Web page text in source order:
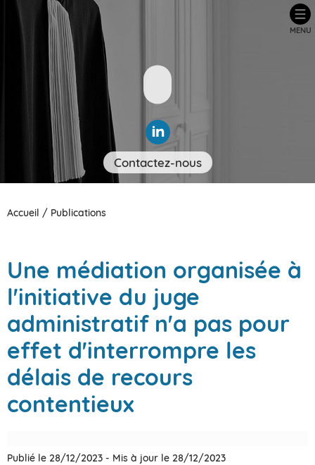
Contactez-nous
MENU
Accueil / Publications
Une médiation organisée à
l'initiative du juge
administratif n'a pas pour
effet d'interrompre les
délais de recours
contentieux
Publié le 28/12/2023 - Mis à jour le 28/12/2023